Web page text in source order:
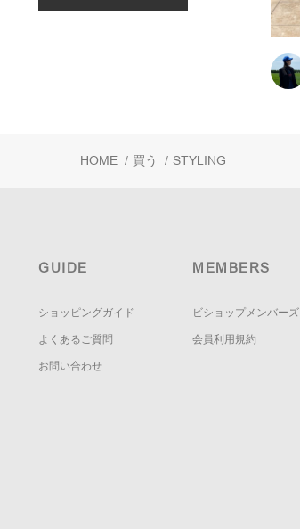
HOME / 買う / STYLING
GUIDE
ショッピングガイド
よくあるご質問
お問い合わせ
MEMBERS
ビショップメンバーズ
会員利用規約